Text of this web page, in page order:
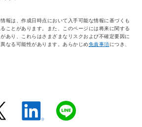
報は、作成日時点において入手可能な情報に基づくも
ことがあります。また、このページには将来に関する
あり、これらはさまざまなリスクおよび不確定要因に
なる可能性があります。あらかじめ免責事項につき、